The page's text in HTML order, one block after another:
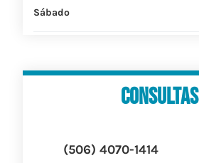
Sábado
consultas
(506) 4070-1414